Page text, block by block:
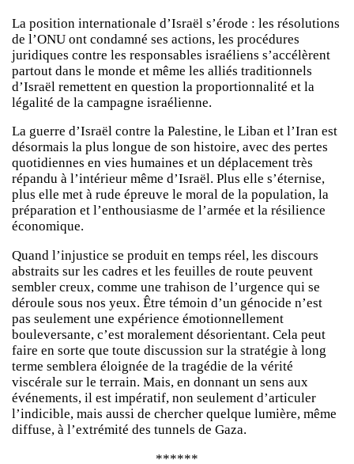
La position internationale d’Israël s’érode : les résolutions
de l’ONU ont condamné ses actions, les procédures
juridiques contre les responsables israéliens s’accélèrent
partout dans le monde et même les alliés traditionnels
d’Israël remettent en question la proportionnalité et la
légalité de la campagne israélienne.
La guerre d’Israël contre la Palestine, le Liban et l’Iran est
désormais la plus longue de son histoire, avec des pertes
quotidiennes en vies humaines et un déplacement très
répandu à l’intérieur même d’Israël. Plus elle s’éternise,
plus elle met à rude épreuve le moral de la population, la
préparation et l’enthousiasme de l’armée et la résilience
économique.
Quand l’injustice se produit en temps réel, les discours
abstraits sur les cadres et les feuilles de route peuvent
sembler creux, comme une trahison de l’urgence qui se
déroule sous nos yeux. Être témoin d’un génocide n’est
pas seulement une expérience émotionnellement
bouleversante, c’est moralement désorientant. Cela peut
faire en sorte que toute discussion sur la stratégie à long
terme semblera éloignée de la tragédie de la vérité
viscérale sur le terrain. Mais, en donnant un sens aux
événements, il est impératif, non seulement d’articuler
l’indicible, mais aussi de chercher quelque lumière, même
diffuse, à l’extrémité des tunnels de Gaza.
******